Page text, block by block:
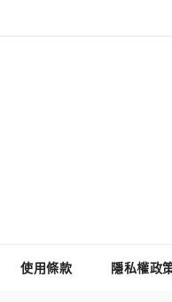
怎麼讓Threads流量變多
使用條款 隱私權政